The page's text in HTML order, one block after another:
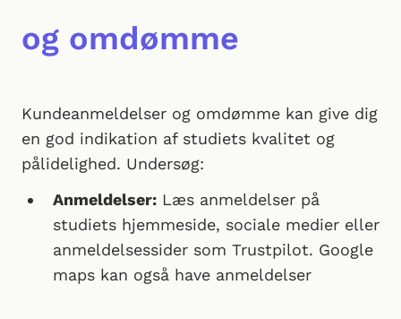
og omdømme
Kundeanmeldelser og omdømme kan give dig
en god indikation af studiets kvalitet og
pålidelighed. Undersøg:
Anmeldelser: Læs anmeldelser på
studiets hjemmeside, sociale medier eller
anmeldelsessider som Trustpilot. Google
maps kan også have anmeldelser